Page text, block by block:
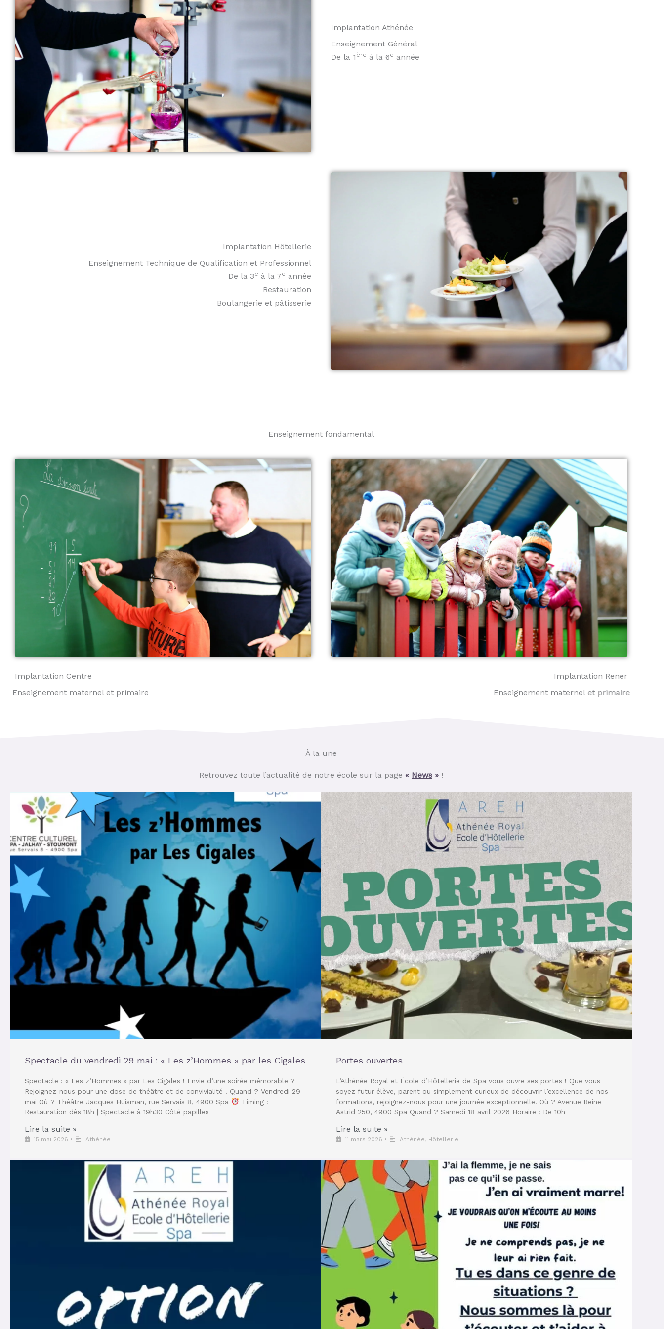
Implantation Athénée
Enseignement Général
De la 1 ère à la 6e année
Implantation Hôtellerie
Enseignement Technique de Qualification et Professionnel
De la 3e à la 7e année
Restauration
Boulangerie et pâtisserie
Enseignement fondamental
Implantation Centre
Enseignement maternel et primaire
Implantation Rener
Enseignement maternel et primaire
À la une
Retrouvez toute l’actualité de notre école sur la page « News » !
Spectacle du vendredi 29 mai : « Les z’Hommes » par les Cigales
Spectacle : « Les z’Hommes » par Les Cigales ! Envie d’une soirée mémorable ?
Rejoignez-nous pour une dose de théâtre et de convivialité ! Quand ? Vendredi 29
mai Où ? Théâtre Jacques Huisman, rue Servais 8, 4900 Spa
Timing :
Restauration dès 18h | Spectacle à 19h30 Côté papilles
Lire la suite »
15 mai 2026 • Athénée
Portes ouvertes
L’Athénée Royal et École d’Hôtellerie de Spa vous ouvre ses portes ! Que vous
soyez futur élève, parent ou simplement curieux de découvrir l’excellence de nos
formations, rejoignez-nous pour une journée exceptionnelle. Où ? Avenue Reine
Astrid 250, 4900 Spa Quand ? Samedi 18 avril 2026 Horaire : De 10h
Lire la suite »
11 mars 2026 • Athénée, Hôtellerie